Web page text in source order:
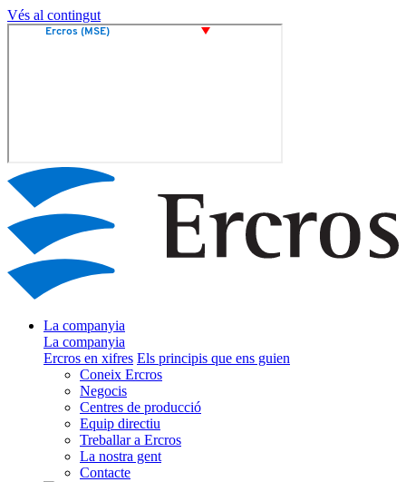
Vés al contingut
La companyia
La companyia
Ercros en xifres Els principis que ens guien
Coneix Ercros
Negocis
Centres de producció
Equip directiu
Treballar a Ercros
La nostra gent
Contacte